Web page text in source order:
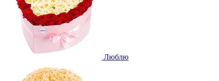
Люблю